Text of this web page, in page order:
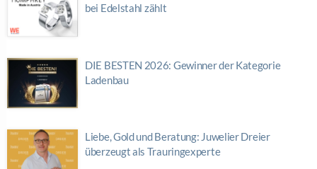
bei Edelstahl zählt
DIE BESTEN 2026: Gewinner der Kategorie
Ladenbau
Liebe, Gold und Beratung: Juwelier Dreier
überzeugt als Trauringexperte